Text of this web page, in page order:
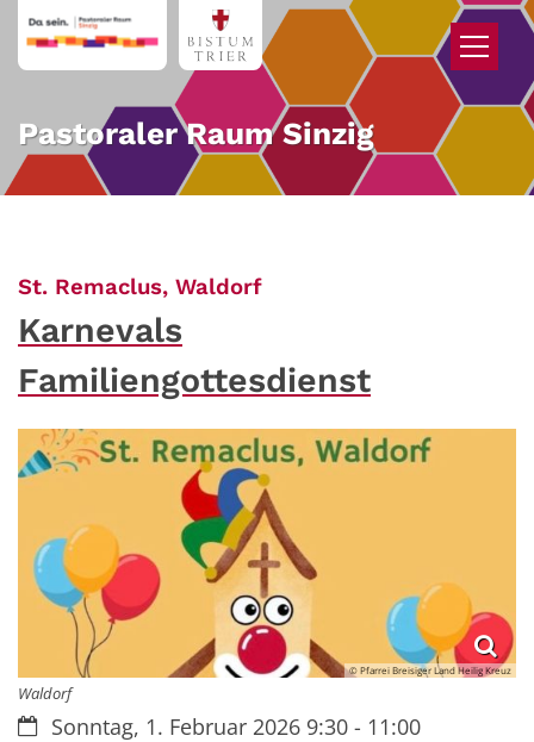
Zum Inhalt springen
Pastoraler Raum Sinzig
St. Remaclus, Waldorf:
Karnevals
Familiengottesdienst
© Pfarrei Breisiger Land Heilig Kreuz
Waldorf
Datum:Sonntag, 1. Februar 2026 9:30 - 11:00